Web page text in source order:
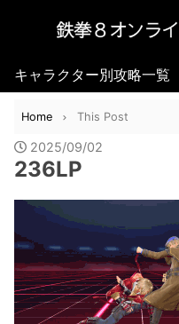
キャラクター別攻略一覧
Home This Post
2025/09/02
236LP